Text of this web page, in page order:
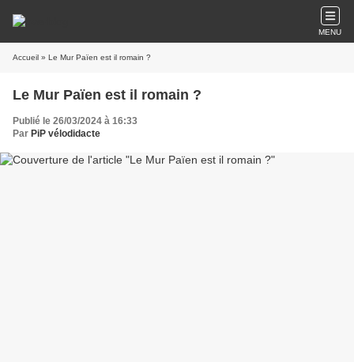
MENU
Accueil » Le Mur Païen est il romain ?
Le Mur Païen est il romain ?
Publié le 26/03/2024 à 16:33
Par PiP vélodidacte